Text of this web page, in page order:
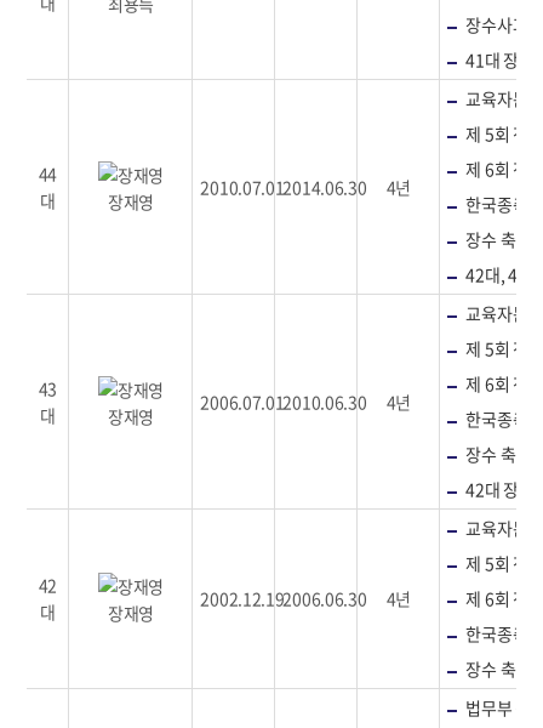
장수사과
41대 장수
44
대
장재영
2010.07.012014.06.30 4년
교육자문
제 5회 전
제 6회 전
한국종축
장수 축산
42대, 43
43
대
장재영
2006.07.012010.06.30 4년
교육자문
제 5회 전
제 6회 전
한국종축
장수 축산
42대 장수
42
대
장재영
2002.12.192006.06.30 4년
교육자문
제 5회 전
제 6회 전
한국종축
장수 축산
법무부 갱